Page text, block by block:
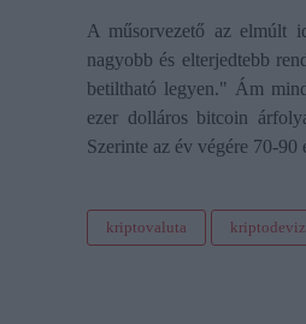
A műsorvezető az elmúlt
nagyobb és elterjedtebb
betiltható legyen." Ám
ezer dolláros bitcoin
Szerinte az év végére 70-90
kriptovaluta